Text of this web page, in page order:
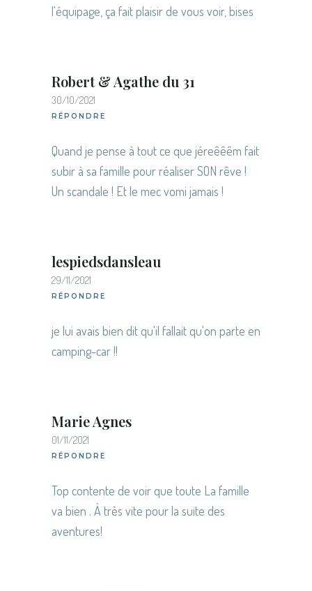
l'équipage, ça fait plaisir de vous voir, bises
Robert & Agathe du 31
30/10/2021
RÉPONDRE
Quand je pense à tout ce que jéreêêêm fait
subir à sa famille pour réaliser SON rêve !
Un scandale ! Et le mec vomi jamais !
lespiedsdansleau
29/11/2021
RÉPONDRE
je lui avais bien dit qu'il fallait qu'on parte en
camping-car !!
Marie Agnes
01/11/2021
RÉPONDRE
Top contente de voir que toute La famille
va bien . À très vite pour la suite des
aventures!